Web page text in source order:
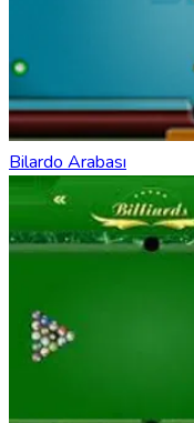
Bilardo Arabası